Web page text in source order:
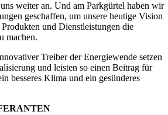
weiter an. Und am Parkgürtel haben wir
geschaffen, um unsere heutige Vision
und Dienstleistungen die
machen.
Treiber der Energiewende setzen
und leisten so einen Beitrag für
besseres Klima und ein gesünderes